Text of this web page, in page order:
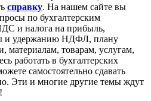
справку. На нашем сайте вы
по бухгалтерским
и налога на прибыль,
и удержанию НДФЛ, плану
материалам, товарам, услугам,
работать в бухгалтерских
самостоятельно сдавать
Эти и многие другие темы ждут